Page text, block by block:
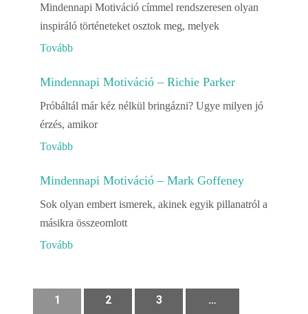
Mindennapi Motiváció címmel rendszeresen olyan
inspiráló történeteket osztok meg, melyek
Tovább
Mindennapi Motiváció – Richie Parker
Próbáltál már kéz nélkül bringázni? Ugye milyen jó
érzés, amikor
Tovább
Mindennapi Motiváció – Mark Goffeney
Sok olyan embert ismerek, akinek egyik pillanatról a
másikra összeomlott
Tovább
1 2 3 …